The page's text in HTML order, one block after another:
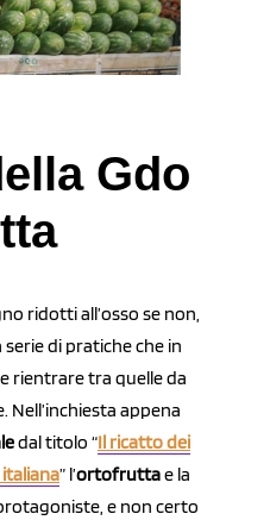
Gdo
ridotti all’osso se non,
di pratiche che in
rientrare tra quelle da
Nell’inchiesta appena
dal titolo “Il ricatto dei
” l’ortofruttae la
e non certo